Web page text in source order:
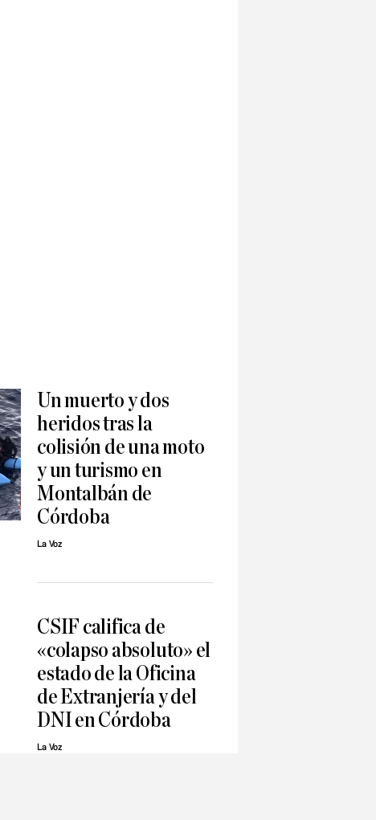
Un muerto y dos
heridos tras la
colisión de una moto
y un turismo en
Montalbán de
Córdoba
La Voz
CSIF califica de
«colapso absoluto» el
estado de la Oficina
de Extranjería y del
DNI en Córdoba
La Voz